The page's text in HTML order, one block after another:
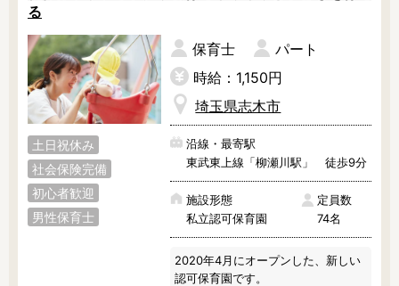
◎ 親身になってくれる仲間がいる！
新卒の先生からベテランの先生まで
幅広い年齢のスタッフさんが在籍し
ます。
新しく仲間になる先生には親身にな
って教えてくださるので、ご経験・
ブランク等があっても楽しく働いて
いただけます。
実際に園をご見学いただければ、家
庭的な雰囲気のよさも感じられると
思います。
る
土日祝休み
社会保険完備
初心者歓迎
男性保育士
保育士
パート
時給：1,150円
埼玉県志木市
沿線・最寄駅
東武東上線「柳瀬川駅」 徒歩9分
施設形態
私立認可保育園
定員数
74名
2020年4月にオープンした、新しい
認可保育園です。